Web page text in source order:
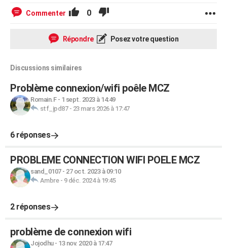
Commenter 0
Répondre Posez votre question
Discussions similaires
Problème connexion/wifi poêle MCZ
Romain.F- 1 sept. 2023 à 14:49
stf_jpd87- 23 mars 2026 à 17:47
6 réponses
PROBLEME CONNECTION WIFI POELE MCZ
sand_0107- 27 oct. 2023 à 09:10
Ambre- 9 déc. 2024 à 19:45
2 réponses
problème de connexion wifi
Jojodhu- 13 nov. 2020 à 17:47